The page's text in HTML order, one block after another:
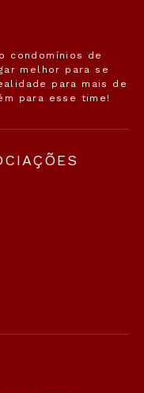
condomínios de
melhor para se
para mais de
para esse time!